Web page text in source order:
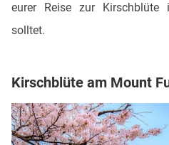
eurer Reise zur
solltet.
Kirschblüte am Mount